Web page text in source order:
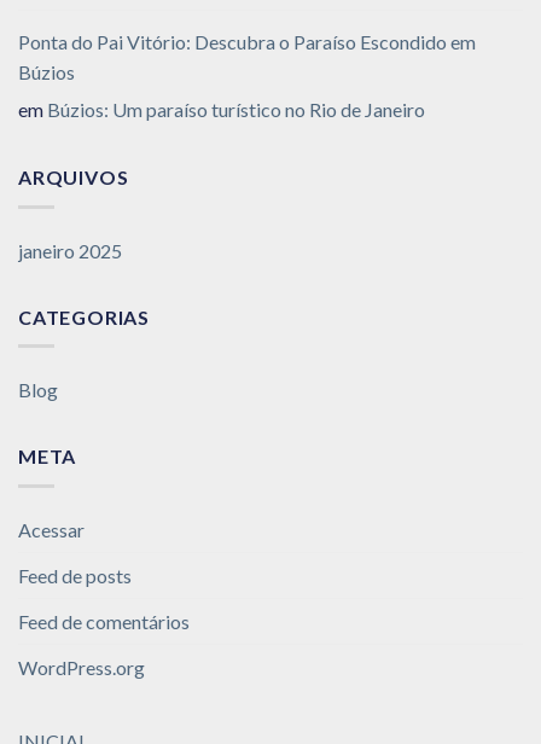
Ponta do Pai Vitório: Descubra o Paraíso Escondido em
Búzios
em Búzios: Um paraíso turístico no Rio de Janeiro
ARQUIVOS
janeiro 2025
CATEGORIAS
Blog
META
Acessar
Feed de posts
Feed de comentários
WordPress.org